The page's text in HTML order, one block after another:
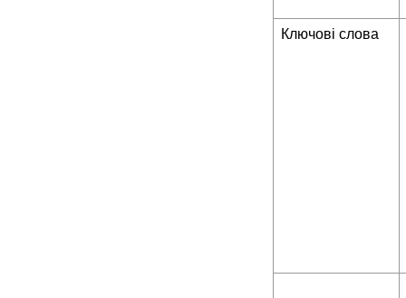
Ключові слова